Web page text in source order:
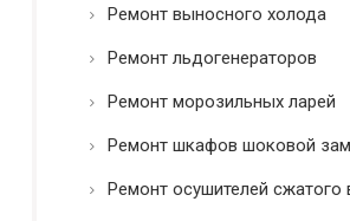
Ремонт выносного холода
Ремонт льдогенераторов
Ремонт морозильных ларей
Ремонт шкафов шоковой
Ремонт осушителей сжатого